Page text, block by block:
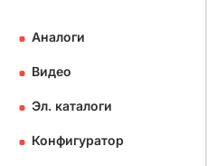
Аналоги
Видео
Эл. каталоги
Конфигуратор